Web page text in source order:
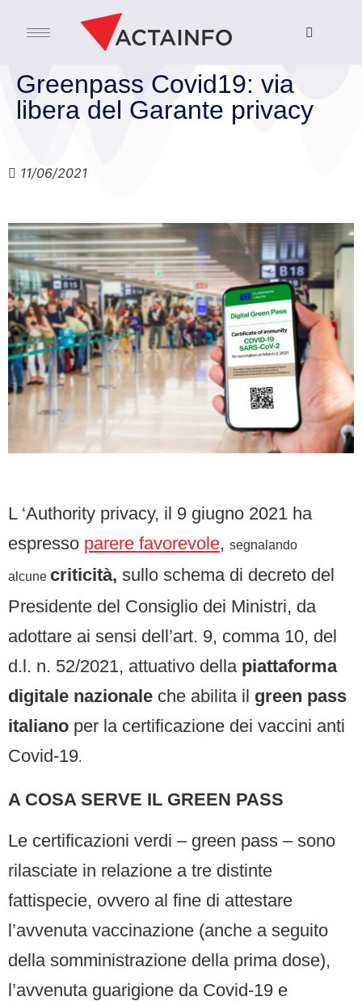
Greenpass Covid19: via
libera del Garante privacy
11/06/2021
L ‘Authority privacy, il 9 giugno 2021 ha
espresso parere favorevole, segnalando
alcune criticità, sullo schema di decreto del
Presidente del Consiglio dei Ministri, da
adottare ai sensi dell’art. 9, comma 10, del
d.l. n. 52/2021, attuativo della piattaforma
digitale nazionale che abilita il green pass
italiano per la certificazione dei vaccini anti
Covid-19.
A COSA SERVE IL GREEN PASS
Le certificazioni verdi – green pass – sono
rilasciate in relazione a tre distinte
fattispecie, ovvero al fine di attestare
l’avvenuta vaccinazione (anche a seguito
della somministrazione della prima dose),
l’avvenuta guarigione da Covid-19 e